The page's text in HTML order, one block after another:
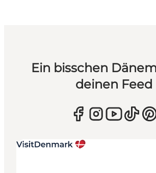
Ein bisschen
deinen Feed